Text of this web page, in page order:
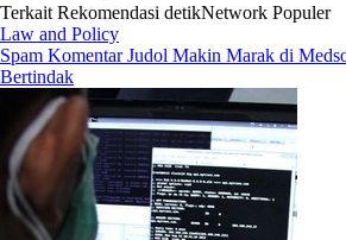
Terkait Rekomendasi detikNetwork Populer
Law and Policy
Spam Komentar Judol Makin Marak di
Bertindak